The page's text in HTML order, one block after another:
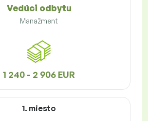
Vedúci odbytu
Manažment
1 240 - 2 906 EUR
1. miesto